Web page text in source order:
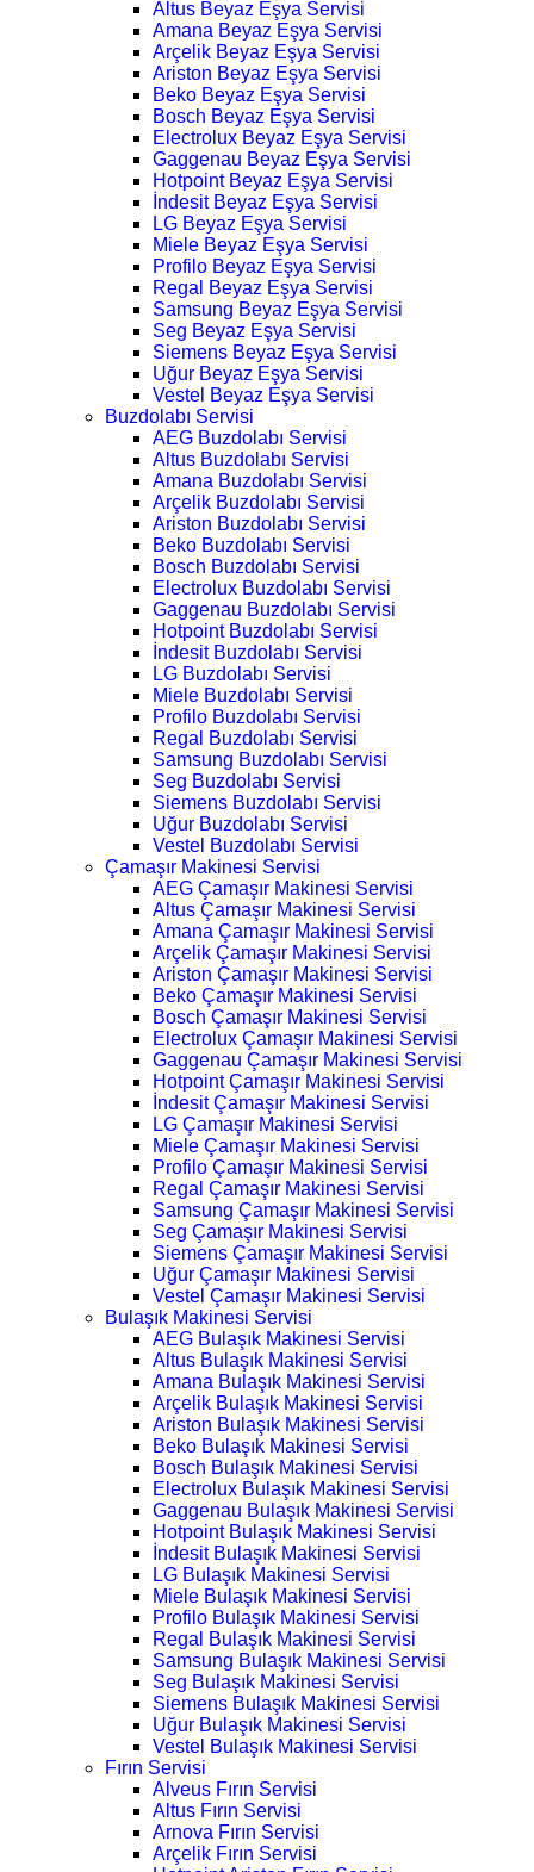
Altus Beyaz Eşya Servisi
Amana Beyaz Eşya Servisi
Arçelik Beyaz Eşya Servisi
Ariston Beyaz Eşya Servisi
Beko Beyaz Eşya Servisi
Bosch Beyaz Eşya Servisi
Electrolux Beyaz Eşya Servisi
Gaggenau Beyaz Eşya Servisi
Hotpoint Beyaz Eşya Servisi
İndesit Beyaz Eşya Servisi
LG Beyaz Eşya Servisi
Miele Beyaz Eşya Servisi
Profilo Beyaz Eşya Servisi
Regal Beyaz Eşya Servisi
Samsung Beyaz Eşya Servisi
Seg Beyaz Eşya Servisi
Siemens Beyaz Eşya Servisi
Uğur Beyaz Eşya Servisi
Vestel Beyaz Eşya Servisi
Buzdolabı Servisi
AEG Buzdolabı Servisi
Altus Buzdolabı Servisi
Amana Buzdolabı Servisi
Arçelik Buzdolabı Servisi
Ariston Buzdolabı Servisi
Beko Buzdolabı Servisi
Bosch Buzdolabı Servisi
Electrolux Buzdolabı Servisi
Gaggenau Buzdolabı Servisi
Hotpoint Buzdolabı Servisi
İndesit Buzdolabı Servisi
LG Buzdolabı Servisi
Miele Buzdolabı Servisi
Profilo Buzdolabı Servisi
Regal Buzdolabı Servisi
Samsung Buzdolabı Servisi
Seg Buzdolabı Servisi
Siemens Buzdolabı Servisi
Uğur Buzdolabı Servisi
Vestel Buzdolabı Servisi
Çamaşır Makinesi Servisi
AEG Çamaşır Makinesi Servisi
Altus Çamaşır Makinesi Servisi
Amana Çamaşır Makinesi Servisi
Arçelik Çamaşır Makinesi Servisi
Ariston Çamaşır Makinesi Servisi
Beko Çamaşır Makinesi Servisi
Bosch Çamaşır Makinesi Servisi
Electrolux Çamaşır Makinesi Servisi
Gaggenau Çamaşır Makinesi Servisi
Hotpoint Çamaşır Makinesi Servisi
İndesit Çamaşır Makinesi Servisi
LG Çamaşır Makinesi Servisi
Miele Çamaşır Makinesi Servisi
Profilo Çamaşır Makinesi Servisi
Regal Çamaşır Makinesi Servisi
Samsung Çamaşır Makinesi Servisi
Seg Çamaşır Makinesi Servisi
Siemens Çamaşır Makinesi Servisi
Uğur Çamaşır Makinesi Servisi
Vestel Çamaşır Makinesi Servisi
Bulaşık Makinesi Servisi
AEG Bulaşık Makinesi Servisi
Altus Bulaşık Makinesi Servisi
Amana Bulaşık Makinesi Servisi
Arçelik Bulaşık Makinesi Servisi
Ariston Bulaşık Makinesi Servisi
Beko Bulaşık Makinesi Servisi
Bosch Bulaşık Makinesi Servisi
Electrolux Bulaşık Makinesi Servisi
Gaggenau Bulaşık Makinesi Servisi
Hotpoint Bulaşık Makinesi Servisi
İndesit Bulaşık Makinesi Servisi
LG Bulaşık Makinesi Servisi
Miele Bulaşık Makinesi Servisi
Profilo Bulaşık Makinesi Servisi
Regal Bulaşık Makinesi Servisi
Samsung Bulaşık Makinesi Servisi
Seg Bulaşık Makinesi Servisi
Siemens Bulaşık Makinesi Servisi
Uğur Bulaşık Makinesi Servisi
Vestel Bulaşık Makinesi Servisi
Fırın Servisi
Alveus Fırın Servisi
Altus Fırın Servisi
Arnova Fırın Servisi
Arçelik Fırın Servisi